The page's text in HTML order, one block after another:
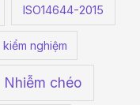
ISO14644-2015
kiểm nghiệm
Nhiễm chéo